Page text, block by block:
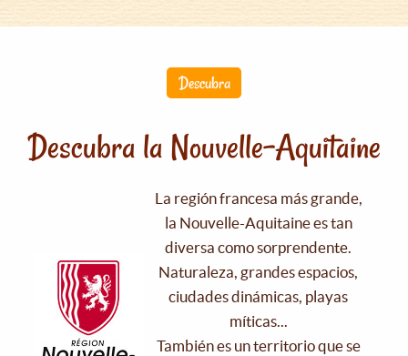
Descubra
Descubra la Nouvelle-Aquitaine
La región francesa más grande,
la Nouvelle-Aquitaine es tan
diversa como sorprendente.
Naturaleza, grandes espacios,
ciudades dinámicas, playas
míticas...
También es un territorio que se